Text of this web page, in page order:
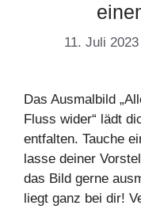
11. Juli 2023
Das Ausmalbild
Fluss wider“ lädt
entfalten. Tauche
lasse deiner
das Bild gerne
liegt ganz bei dir!